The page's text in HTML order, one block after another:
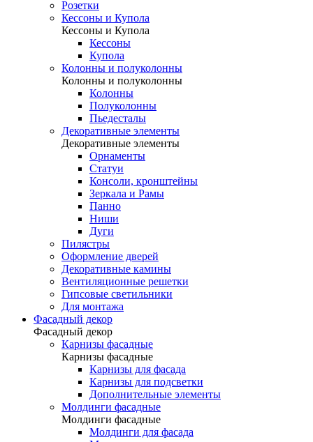
Розетки
Кессоны и Купола
Кессоны и Купола
Кессоны
Купола
Колонны и полуколонны
Колонны и полуколонны
Колонны
Полуколонны
Пьедесталы
Декоративные элементы
Декоративные элементы
Орнаменты
Статуи
Консоли, кронштейны
Зеркала и Рамы
Панно
Ниши
Дуги
Пилястры
Оформление дверей
Декоративные камины
Вентиляционные решетки
Гипсовые светильники
Для монтажа
Фасадный декор
Фасадный декор
Карнизы фасадные
Карнизы фасадные
Карнизы для фасада
Карнизы для подсветки
Дополнительные элементы
Молдинги фасадные
Молдинги фасадные
Молдинги для фасада